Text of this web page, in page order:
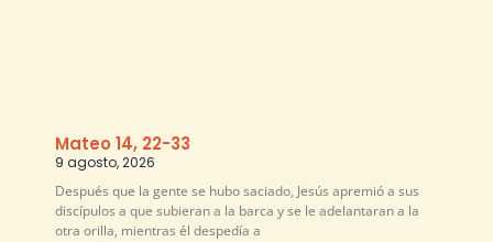
Mateo 14, 22-33
9 agosto, 2026
Después que la gente se hubo saciado, Jesús apremió a sus
discípulos a que subieran a la barca y se le adelantaran a la
otra orilla, mientras él despedía a